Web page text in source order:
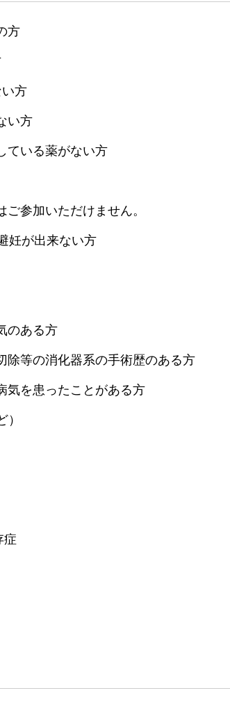
方
い方
い方
ている薬がない方
参加いただけません。
妊が出来ない方
のある方
除等の消化器系の手術歴のある方
気を患ったことがある方
症